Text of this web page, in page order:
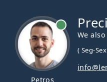
Petros
We
( Seg-